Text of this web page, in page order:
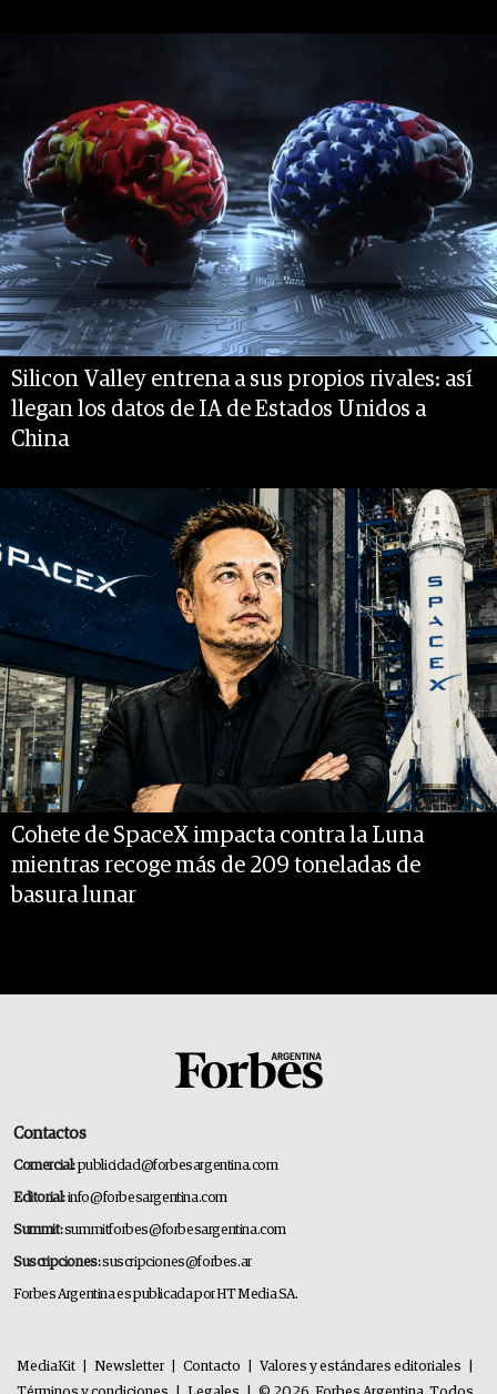
Silicon Valley entrena a sus propios rivales: así
llegan los datos de IA de Estados Unidos a
China
Cohete de SpaceX impacta contra la Luna
mientras recoge más de 209 toneladas de
basura lunar
Contactos
Comercial:publicidad@forbesargentina.com
Editorial:info@forbesargentina.com
Summit:summitforbes@forbesargentina.com
Suscripciones:suscripciones@forbes.ar
Forbes Argentina es publicada por HT Media SA.
MediaKit Newsletter Contacto Valores y estándares editoriales